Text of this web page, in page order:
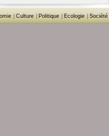
Culture Politique Ecologie Société